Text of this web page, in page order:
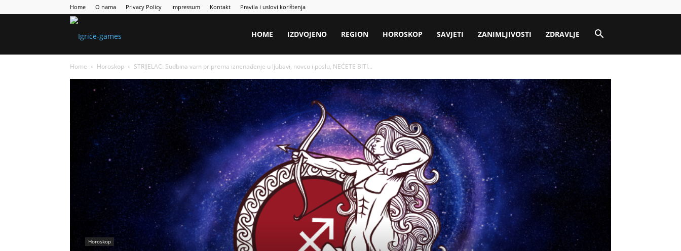
Home O nama Privacy Policy Impressum Kontakt Pravila i uslovi korištenja
HOME IZDVOJENO REGION HOROSKOP SAVJETI ZANIMLJIVOSTI ZDRAVLJE
Home Horoskop STRIJELAC: Sudbina vam priprema iznenađenje u ljubavi, novcu i poslu, NEĆETE BITI...
Horoskop